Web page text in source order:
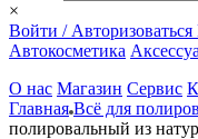
×
Войти / Авторизоваться
Автокосметика
О нас Магазин Сервис
Главная Всё для
полировальный из